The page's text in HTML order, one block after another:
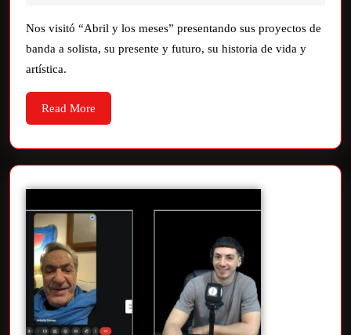
Nos visitó “Abril y los meses” presentando sus proyectos de
banda a solista, su presente y futuro, su historia de vida y
artística.
Read More